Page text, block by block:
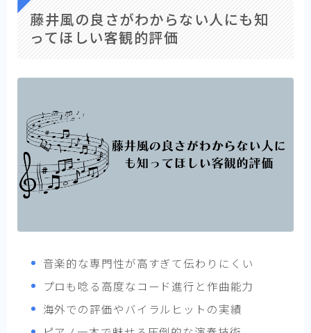
藤井風の良さがわからない人にも知
ってほしい客観的評価
音楽的な専門性が高すぎて伝わりにくい
プロも唸る高度なコード進行と作曲能力
海外での評価やバイラルヒットの実績